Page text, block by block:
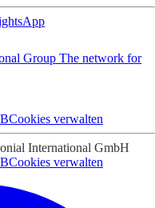
App
Group The network for
Cookies verwalten
International GmbH
Cookies verwalten